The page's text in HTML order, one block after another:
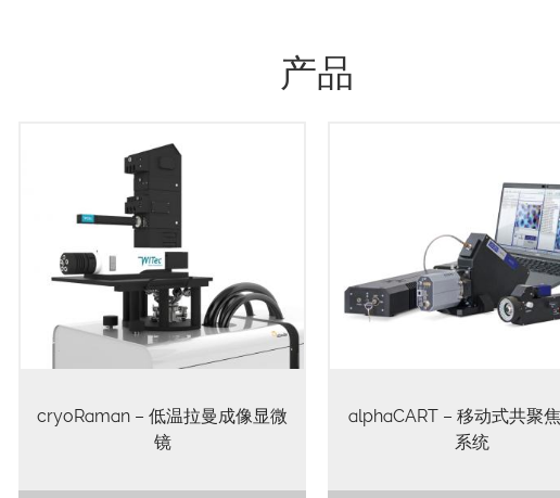
产品
cryoRaman – 低温拉曼成像显微
镜
alphaCART – 移动式共聚
系统